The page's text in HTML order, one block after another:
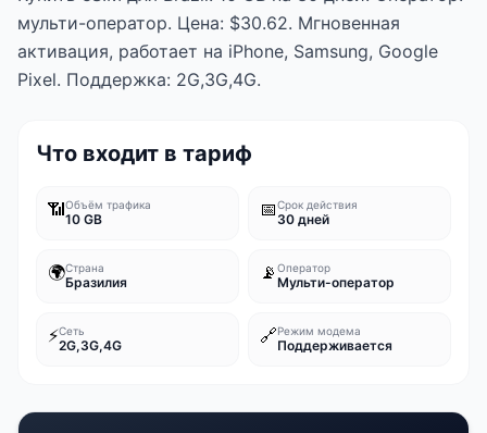
мульти-оператор. Цена: $30.62. Мгновенная
активация, работает на iPhone, Samsung, Google
Pixel. Поддержка: 2G,3G,4G.
Что входит в тариф
📶Объём трафика
10 GB 📅Срок действия
30 дней
🌍Страна
Бразилия 📡 Оператор
Мульти-оператор
⚡Сеть
2G,3G,4G 🔗Режим модема
Поддерживается